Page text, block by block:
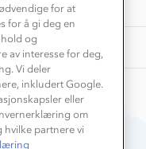
for at
for å gi deg en
og
av interesse for deg,
Vi deler
inkludert Google.
eller
om
hvilke partnere vi